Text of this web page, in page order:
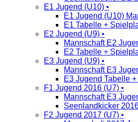
E1 Jugend (U10) •
E1 Jugend (U10)
E1 Tabelle +
E2 Jugend (U9) •
Mannschaft E2
E2 Tabelle +
E3 Jugend (U9) •
Mannschaft E3
E3 Jugend Tabelle
F1 Jugend 2016 (U7) •
Mannschaft E3
Seenlandkicker
F2 Jugend 2017 (U7) •